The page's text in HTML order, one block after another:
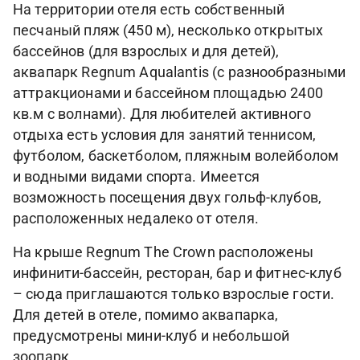
На территории отеля есть собственный
песчаный пляж (450 м), несколько открытых
бассейнов (для взрослых и для детей),
аквапарк Regnum Aqualantis (с разнообразными
аттракционами и бассейном площадью 2400
кв.м с волнами). Для любителей активного
отдыха есть условия для занятий теннисом,
футболом, баскетболом, пляжным волейболом
и водными видами спорта. Имеется
возможность посещения двух гольф-клубов,
расположенных недалеко от отеля.
На крыше Regnum The Crown расположены
инфинити-бассейн, ресторан, бар и фитнес-клуб
– сюда приглашаются только взрослые гости.
Для детей в отеле, помимо аквапарка,
предусмотрены мини-клуб и небольшой
зоопарк.